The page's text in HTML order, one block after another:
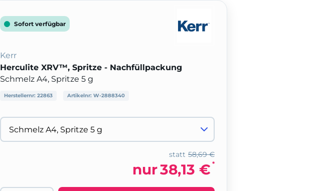
Sofort verfügbar
Kerr
Herculite XRV™, Spritze - Nachfüllpackung
Schmelz A4, Spritze 5 g
Herstellernr: 22863 Artikelnr: W-2888340
58,69 €
statt
nur38,13 € *